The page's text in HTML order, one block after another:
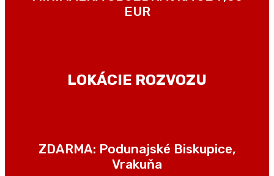
EUR
LOKÁCIE ROZVOZU
ZDARMA: Podunajské Biskupice,
Vrakuňa